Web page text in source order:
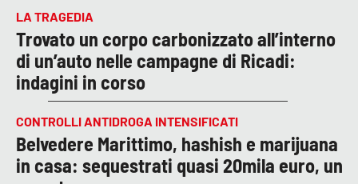
LA TRAGEDIA
Trovato un corpo carbonizzato all’interno
di un’auto nelle campagne di Ricadi:
indagini in corso
CONTROLLI ANTIDROGA INTENSIFICATI
Belvedere Marittimo, hashish e marijuana
in casa: sequestrati quasi 20mila euro, un